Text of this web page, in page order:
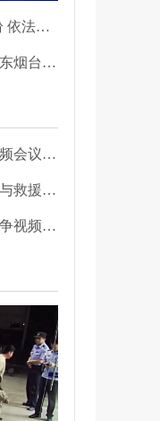
进中心·解纠纷丨多方联动化纠纷 依法调解护农耕
抚海上风浪，守万顷碧波——山东烟台把矛盾化解在微澜未起时
四川省深化扫黑除恶专项斗争视频会议召开 于立军出席并讲话
路遇火情，监狱干警危急时刻参与救援显身手！
辽宁：全省深化扫黑除恶专项斗争视频会议召开